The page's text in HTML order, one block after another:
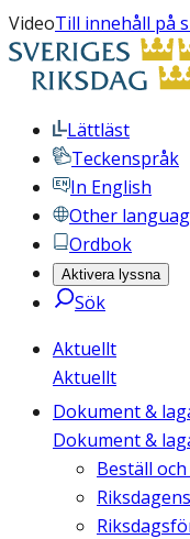
VideoTill innehåll på
Lättläst
Teckenspråk
In English
Other
Ordbok
Aktivera lyssna
Sök
Aktuellt
Aktuellt
Dokument &
Dokument &
Beställ